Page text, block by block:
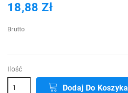
18,88 Zł
Brutto
Ilość
Dodaj Do Koszyka